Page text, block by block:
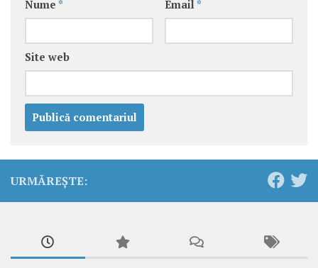
Nume * Email *
Site web
URMĂREȘTE: